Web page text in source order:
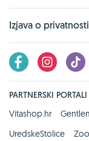
Izjava o privatnosti
PARTNERSKI PORTALI
Vitashop.hr
UredskeStolice